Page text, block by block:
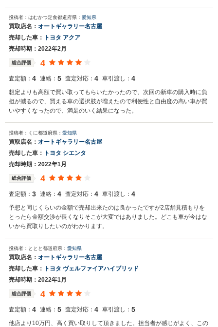
投稿者：はむかつ定食都道府県： 愛知県
買取店名： オートギャラリー名古屋
売却した車：
トヨタ アクア
売却時期：2022年2月
総合評価 4
査定額： 4 連絡： 5 査定対応： 4 車引渡し： 4
想定よりも高額で買い取ってもらいたかったので、次回の新車の購入時に負
担が減るので、買える車の選択肢が増えたので利便性と自由度の高い車が買
いやすくなったので、満足のいく結果になった。
投稿者：くに都道府県： 愛知県
買取店名： オートギャラリー名古屋
売却した車：
トヨタ シエンタ
売却時期：2022年1月
総合評価 4
査定額： 3 連絡： 4 査定対応： 4 車引渡し： 4
予想と同じくらいの金額で売却出来たのは良かったですが2店舗見積もりを
とったら金額交渉が長くなりそこが大変ではありました。どこも車が今はな
いから買取りしたいのがわかります。
投稿者：ととと都道府県： 愛知県
買取店名： オートギャラリー名古屋
売却した車：
トヨタ ヴェルファイアハイブリッド
売却時期：2022年1月
総合評価 4
査定額： 4 連絡： 5 査定対応： 4 車引渡し： 5
他店より10万円、高く買い取りして頂きました。担当者が感じがよく、この